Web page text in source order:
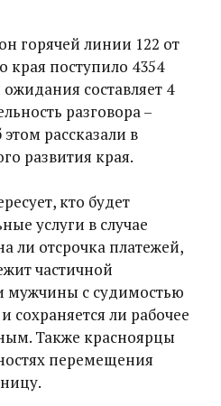
горячей линии 122 от
края поступило 4354
составляет 4
разговора –
рассказали в
развития края.
кто будет
услуги в случае
ли отсрочка платежей,
частичной
мужчины с судимостью
сохраняется ли рабочее
Также красноярцы
перемещения